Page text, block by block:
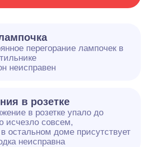
перегорание лампочек в
неисправен
в розетке
в розетке упало до
исчезло совсем,
в остальном доме присутствует
неисправна